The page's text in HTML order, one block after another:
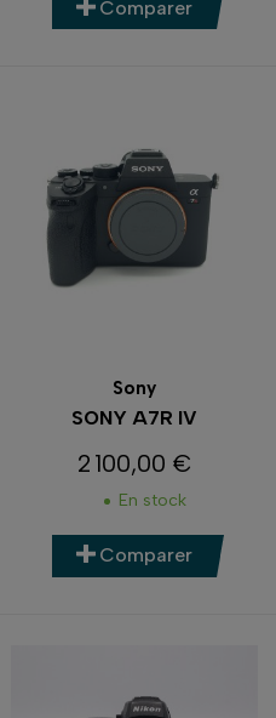
Comparer
Sony
SONY A7R IV
Prix
2 100,00 €
En stock
Comparer